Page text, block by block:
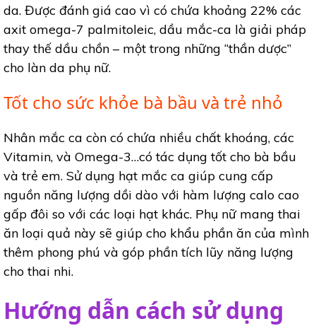
da. Được đánh giá cao vì có chứa khoảng 22% các
axit omega-7 palmitoleic, dầu mắc-ca là giải pháp
thay thế dầu chồn – một trong những “thần dược”
cho làn da phụ nữ.
Tốt cho sức khỏe bà bầu và trẻ nhỏ
Nhân mắc ca còn có chứa nhiều chất khoáng, các
Vitamin, và Omega-3…có tác dụng tốt cho bà bầu
và trẻ em. Sử dụng hạt mắc ca giúp cung cấp
nguồn năng lượng dồi dào với hàm lượng calo cao
gấp đôi so với các loại hạt khác. Phụ nữ mang thai
ăn loại quả này sẽ giúp cho khẩu phần ăn của mình
thêm phong phú và góp phần tích lũy năng lượng
cho thai nhi.
Hướng dẫn cách sử dụng